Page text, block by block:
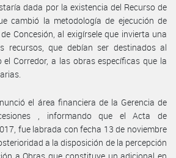
dada por la existencia del Recurso de
cambió la metodología de ejecución de
Concesión, al exigírsele que invierta una
recursos, que debían ser destinados al
Corredor, a las obras específicas que la
el área financiera de la Gerencia de
, informando que el Acta de
fue labrada con fecha 13 de noviembre
a la disposición de la percepción
a Obras que constituye un adicional en